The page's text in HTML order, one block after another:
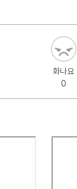
화나요
0